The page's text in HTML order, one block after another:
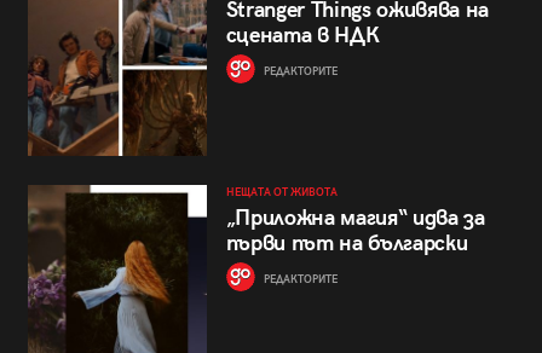
Stranger Things оживява на
сцената в НДК
РЕДАКТОРИТЕ
НЕЩАТА ОТ ЖИВОТА
„Приложна магия“ идва за
първи път на български
РЕДАКТОРИТЕ